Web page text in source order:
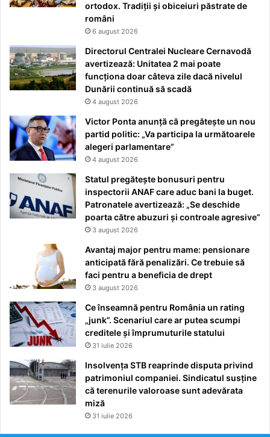
ortodox. Tradiții și obiceiuri păstrate de
români
6 august 2026
Directorul Centralei Nucleare Cernavodă
avertizează: Unitatea 2 mai poate
funcționa doar câteva zile dacă nivelul
Dunării continuă să scadă
4 august 2026
Victor Ponta anunță că pregătește un nou
partid politic: „Va participa la următoarele
alegeri parlamentare”
4 august 2026
Statul pregătește bonusuri pentru
inspectorii ANAF care aduc bani la buget.
Patronatele avertizează: „Se deschide
poarta către abuzuri și controale agresive”
3 august 2026
Avantaj major pentru mame: pensionare
anticipată fără penalizări. Ce trebuie să
faci pentru a beneficia de drept
3 august 2026
Ce înseamnă pentru România un rating
„junk”. Scenariul care ar putea scumpi
creditele și împrumuturile statului
31 iulie 2026
Insolvența STB reaprinde disputa privind
patrimoniul companiei. Sindicatul susține
că terenurile valoroase sunt adevărata
miză
31 iulie 2026